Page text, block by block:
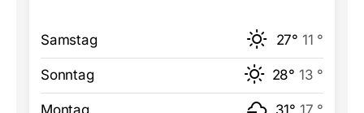
Samstag 27° 11 °
Sonntag 28° 13 °
Montag 31° 17 °